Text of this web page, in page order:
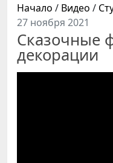
Начало / Видео /
27 ноября 2021
Сказочные
декорации